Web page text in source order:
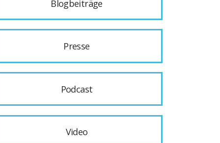
Blogbeiträge
Presse
Podcast
Video